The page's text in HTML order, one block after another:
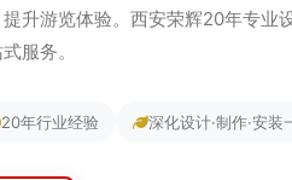
升游览体验。西安荣辉20年专业
服务。
20年行业经验 深化设计·制作·安装